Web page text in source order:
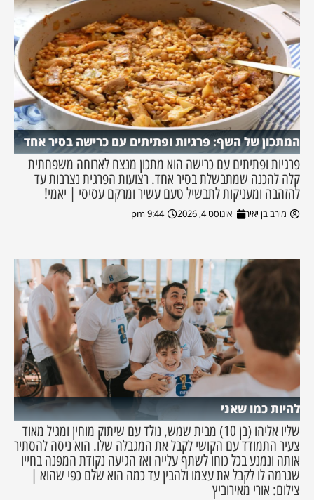
המתכון של השף: פרגיות ופתיתים עם כרישה בסיר אחד
פרגיות ופתיתים עם כרישה הוא מתכון מנצח לארוחה משפחתית
קלה להכנה שמתבשלת בסיר אחד. רצועות הפרגית נצרבות עד
להזהבה ומעניקות לתבשיל טעם עשיר ומרקם עסיסי | יאמי!
מירב בן יאיר אוגוסט 4, 2026 9:44 pm
להיות כמו שאני
שליו אליהו (בן 10) מבית שמש, נולד עם שיתוק מוחין ומגיל מאוד
צעיר התמודד עם הקושי לקבל את המגבלה שלו. הוא ניסה להסתיר
אותה ונמנע בכל כוחו לשתף עלייה ואז הגיעה נקודת המפנה בחייו
שגרמה לו לקבל את עצמו ולהבין עד כמה הוא שלם כפי שהוא |
צילום: אורי מאירוביץ